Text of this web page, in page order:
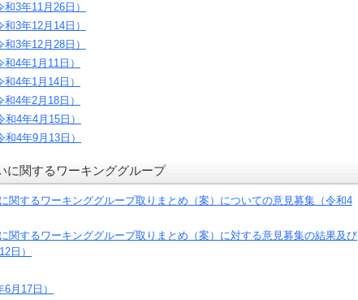
3年11月26日）
3年12月14日）
3年12月28日）
4年1月11日）
4年1月14日）
4年2月18日）
和4年4月15日）
和4年9月13日）
に関するワーキンググループ
関するワーキンググループ取りまとめ（案）についての意見募集（令和4
関するワーキンググループ取りまとめ（案）に対する意見募集の結果及び
日）
月17日）